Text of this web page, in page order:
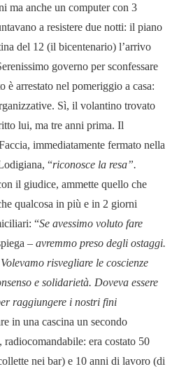
ma anche un computer con 3
a resistere due notti: il piano
del 12 (il bicentenario) l’arrivo
governo per sconfessare
è arrestato nel pomeriggio a casa:
Sì, il volantino trovato
lui, ma tre anni prima. Il
immediatamente fermato nella
“riconosce la resa”.
il giudice, ammette quello che
qualcosa in più e in 2 giorni
“Se avessimo voluto fare
– avremmo preso degli ostaggi.
risvegliare le coscienze
e solidarietà. Doveva essere
raggiungere i nostri fini
in una cascina un secondo
radiocomandabile: era costato 50
nei bar) e 10 anni di lavoro (di